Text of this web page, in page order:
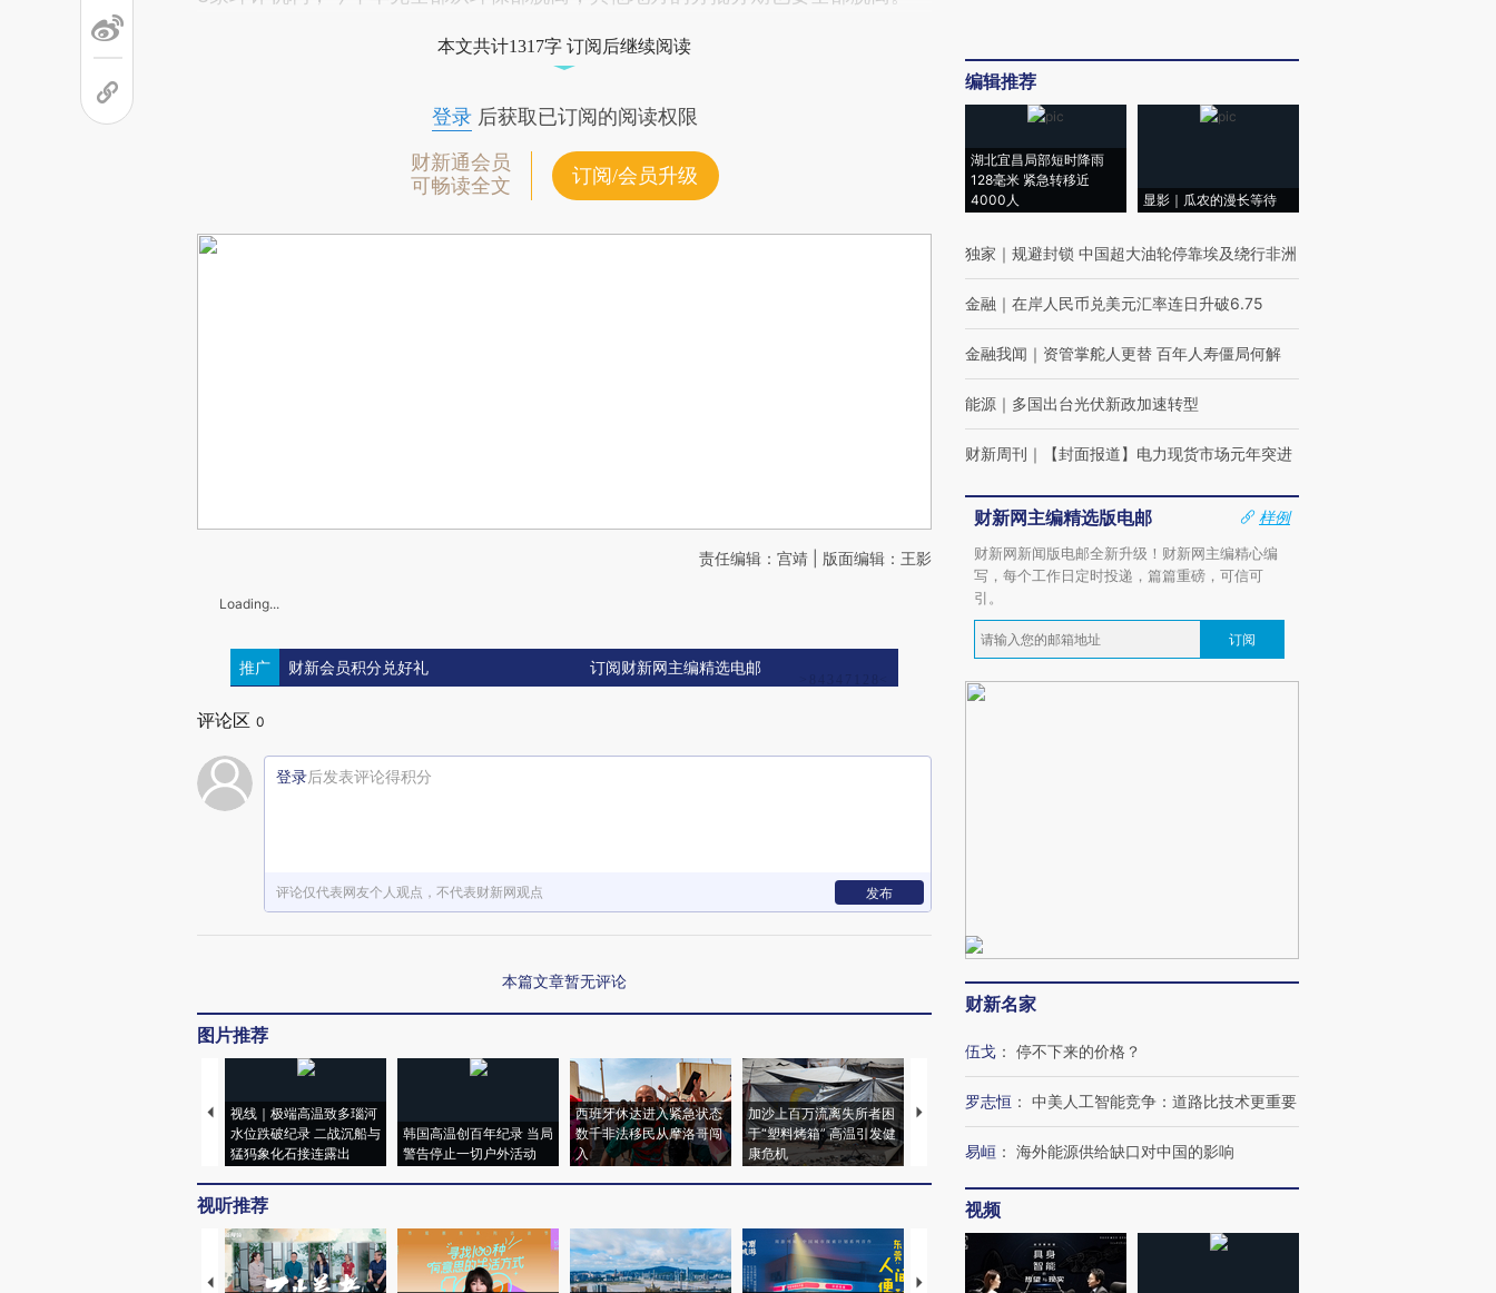
本文共计1317字 订阅后继续阅读
登录后获取已订阅的阅读权限
财新通会员
可畅读全文
订阅/会员升级
责任编辑：宫靖 | 版面编辑：王影
Loading...
推广 财新会员积分兑好礼 订阅财新网主编精选电邮
评论区 0
登录后发表评论得积分
评论仅代表网友个人观点，不代表财新网观点 发布
本篇文章暂无评论
图片推荐
视线｜极端高温致多瑙河
水位跌破纪录 二战沉船与
猛犸象化石接连露出
韩国高温创百年纪录 当局
警告停止一切户外活动
西班牙休达进入紧急状态
数千非法移民从摩洛哥闯
入
加沙上百万流离失所者困
于“塑料烤箱” 高温引发健
康危机
视线｜HYROX的吸金
心“花钱找虐”？
马航飞行员跨国走私7万
毒品
视线｜被称为“蟑螂”的印
视听推荐
【推广】走进第四届链博
编辑推荐
湖北宜昌局部短时降雨
128毫米 紧急转移近
4000人
显影｜瓜农的漫长等待
独家 ｜ 规避封锁 中国超大油轮停靠埃及绕行非洲
金融 ｜ 在岸人民币兑美元汇率连日升破6.75
金融我闻 ｜ 资管掌舵人更替 百年人寿僵局何解
能源 ｜ 多国出台光伏新政加速转型
财新周刊 ｜ 【封面报道】电力现货市场元年突进
财新网主编精选版电邮
样例
财新网新闻版电邮全新升级！财新网主编精心编
写，每个工作日定时投递，篇篇重磅，可信可
引。
订阅
财新名家
伍戈 ： 停不下来的价格？
罗志恒 ： 中美人工智能竞争：道路比技术更重要
易峘 ： 海外能源供给缺口对中国的影响
视频